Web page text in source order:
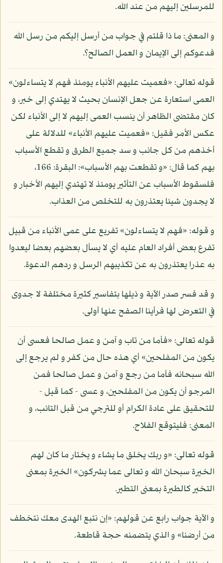
للمرسلين إليهم من عند الله.
و المعنى: ما ذا قلتم في جواب من أرسل إليكم من رسل الله
فدعوكم إلى الإيمان و العمل الصالح؟.
قوله تعالى: «فعميت عليهم الأنباء يومئذ فهم لا يتساءلون»
العمى استعارة عن جعل الإنسان بحيث لا يهتدي إلى خبر، و
كان مقتضى الظاهر أن ينسب العمى إليهم لا إلى الأنباء لكن
عكس الأمر فقيل: «فعميت عليهم الأنباء» للدلالة على
أخذهم من كل جانب و سد جميع الطرق و تقطع الأسباب
بهم كما قال: «و تقطعت بهم الأسباب»: البقرة: 166،
فلسقوط الأسباب عن التأثير يومئذ لا تهتدي إليهم الأخبار و
لا يجدون شيئا يعتذرون به للتخلص من العذاب.
و قوله: «فهم لا يتساءلون» تفريع على عمى الأنباء من قبيل
تفرع بعض أفراد العام عليه أي لا يسأل بعضهم بعضا ليعدوا
به عذرا يعتذرون به عن تكذيبهم الرسل و ردهم الدعوة.
و قد فسر صدر الآية و ذيلها بتفاسير كثيرة مختلفة لا جدوى
في التعرض لها فرأينا الصفح عنها أولى.
قوله تعالى: «فأما من تاب و آمن و عمل صالحا فعسى أن
يكون من المفلحين» أي هذه حال من كفر و لم يرجع إلى
الله سبحانه فأما من رجع و آمن و عمل صالحا فمن
المرجو أن يكون من المفلحين، و عسى - كما قيل -
للتحقيق على عادة الكرام أو للترجي من قبل التائب، و
المعنى: فليتوقع الفلاح.
قوله تعالى: «و ربك يخلق ما يشاء و يختار ما كان لهم
الخيرة سبحان الله و تعالى عما يشركون» الخيرة بمعنى
التخير كالطيرة بمعنى التطير.
و الآية جواب رابع عن قولهم: «إن نتبع الهدى معك نتخطف
من أرضنا» و الذي يتضمنه حجة قاطعة.